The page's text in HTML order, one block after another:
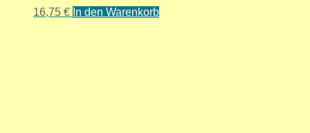
16,75 € In den Warenkorb